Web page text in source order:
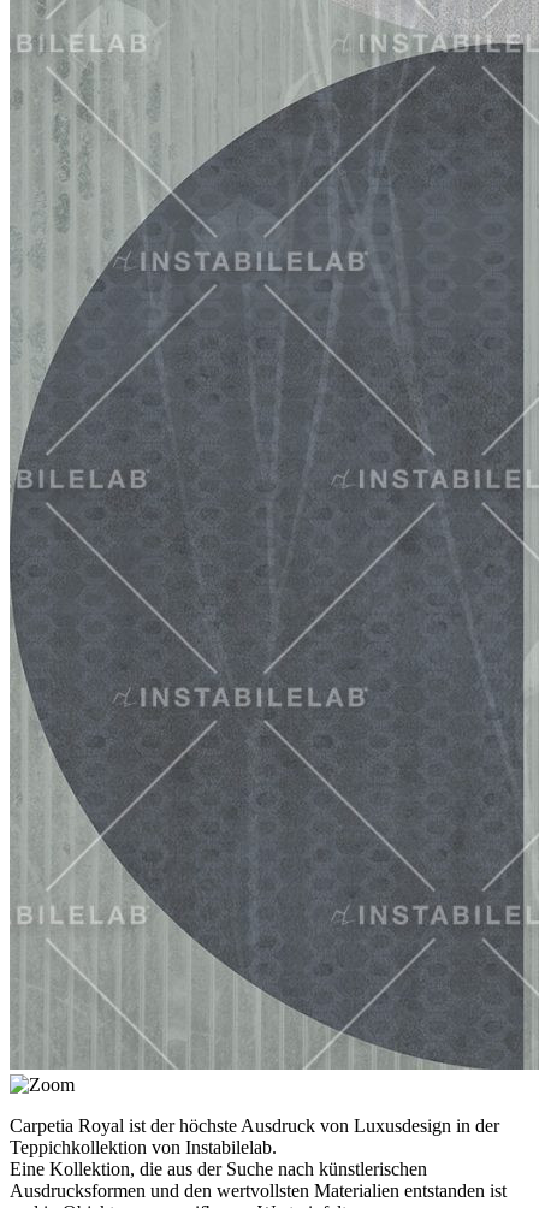
Carpetia Royal ist der höchste Ausdruck von Luxusdesign in der
Teppichkollektion von Instabilelab.
Eine Kollektion, die aus der Suche nach künstlerischen
Ausdrucksformen und den wertvollsten Materialien entstanden ist